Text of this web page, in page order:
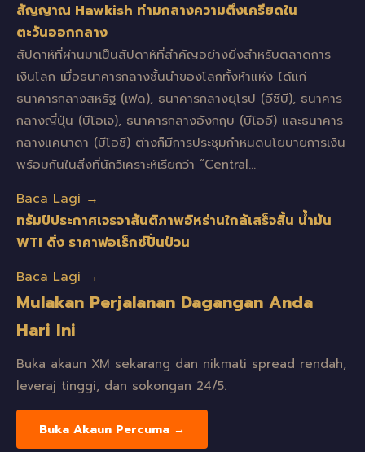
สัญญาณ Hawkish ท่ามกลางความตึงเครียดใน
ตะวันออกกลาง
สัปดาห์ที่ผ่านมาเป็นสัปดาห์ที่สำคัญอย่างยิ่งสำหรับตลาดการ
เงินโลก เมื่อธนาคารกลางชั้นนำของโลกทั้งห้าแห่ง ได้แก่
ธนาคารกลางสหรัฐ (เฟด), ธนาคารกลางยุโรป (อีซีบี), ธนาคาร
กลางญี่ปุ่น (บีโอเจ), ธนาคารกลางอังกฤษ (บีโออี) และธนาคาร
กลางแคนาดา (บีโอซี) ต่างก็มีการประชุมกำหนดนโยบายการเงิน
พร้อมกันในสิ่งที่นักวิเคราะห์เรียกว่า “Central…
Baca Lagi →
ทรัมป์ประกาศเจรจาสันติภาพอิหร่านใกล้เสร็จสิ้น น้ำมัน
WTI ดิ่ง ราคาฟอเร็กซ์ปั่นป่วน
Baca Lagi →
Mulakan Perjalanan Dagangan Anda
Hari Ini
Buka akaun XM sekarang dan nikmati spread rendah,
leveraj tinggi, dan sokongan 24/5.
Buka Akaun Percuma →